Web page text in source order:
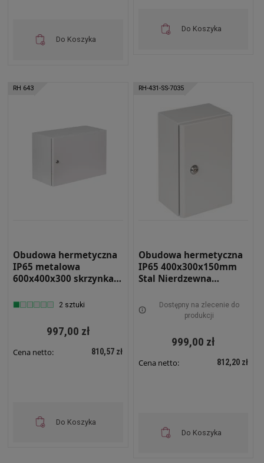
Do Koszyka
Do Koszyka
RH 643
Obudowa hermetyczna
IP65 metalowa
600x400x300 skrzynka
2 sztuki
997,00 zł
Cena netto: 810,57 zł
Do Koszyka
RH-431-SS-7035
Obudowa hermetyczna
IP65 400x300x150mm
Stal Nierdzewna
płytą montażową RH-
431-SS-7035 Szafa
Dostępny na zlecenie do
produkcji
999,00 zł
Cena netto: 812,20 zł
Do Koszyka